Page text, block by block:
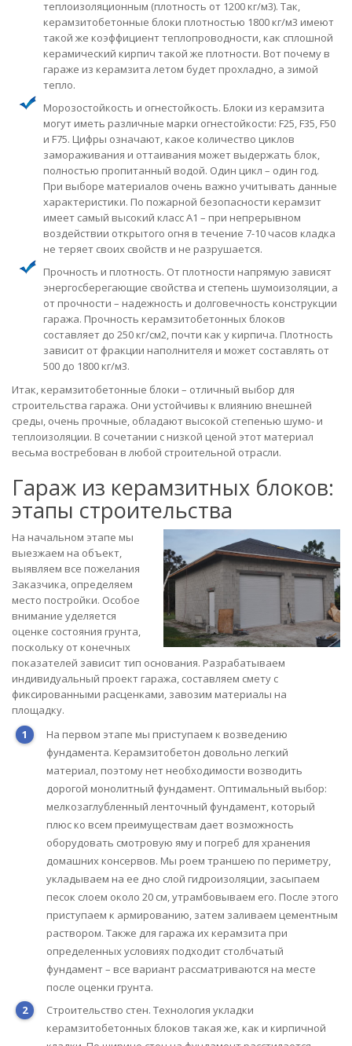
теплоизоляционным (плотность от 1200 кг/м3). Так,
керамзитобетонные блоки плотностью 1800 кг/м3 имеют
такой же коэффициент теплопроводности, как сплошной
керамический кирпич такой же плотности. Вот почему в
гараже из керамзита летом будет прохладно, а зимой
тепло.
Морозостойкость и огнестойкость. Блоки из керамзита
могут иметь различные марки огнестойкости: F25, F35, F50
и F75. Цифры означают, какое количество циклов
замораживания и оттаивания может выдержать блок,
полностью пропитанный водой. Один цикл – один год.
При выборе материалов очень важно учитывать данные
характеристики. По пожарной безопасности керамзит
имеет самый высокий класс A1 – при непрерывном
воздействии открытого огня в течение 7-10 часов кладка
не теряет своих свойств и не разрушается.
Прочность и плотность. От плотности напрямую зависят
энергосберегающие свойства и степень шумоизоляции, а
от прочности – надежность и долговечность конструкции
гаража. Прочность керамзитобетонных блоков
составляет до 250 кг/см2, почти как у кирпича. Плотность
зависит от фракции наполнителя и может составлять от
500 до 1800 кг/м3.
Итак, керамзитобетонные блоки – отличный выбор для
строительства гаража. Они устойчивы к влиянию внешней
среды, очень прочные, обладают высокой степенью шумо- и
теплоизоляции. В сочетании с низкой ценой этот материал
весьма востребован в любой строительной отрасли.
Гараж из керамзитных блоков:
этапы строительства
На начальном этапе мы
выезжаем на объект,
выявляем все пожелания
Заказчика, определяем
место постройки. Особое
внимание уделяется
оценке состояния грунта,
поскольку от конечных
показателей зависит тип основания. Разрабатываем
индивидуальный проект гаража, составляем смету с
фиксированными расценками, завозим материалы на
площадку.
На первом этапе мы приступаем к возведению
фундамента. Керамзитобетон довольно легкий
материал, поэтому нет необходимости возводить
дорогой монолитный фундамент. Оптимальный выбор:
мелкозаглубленный ленточный фундамент, который
плюс ко всем преимуществам дает возможность
оборудовать смотровую яму и погреб для хранения
домашних консервов. Мы роем траншею по периметру,
укладываем на ее дно слой гидроизоляции, засыпаем
песок слоем около 20 см, утрамбовываем его. После этого
приступаем к армированию, затем заливаем цементным
раствором. Также для гаража их керамзита при
определенных условиях подходит столбчатый
фундамент – все вариант рассматриваются на месте
после оценки грунта.
Строительство стен. Технология укладки
керамзитобетонных блоков такая же, как и кирпичной